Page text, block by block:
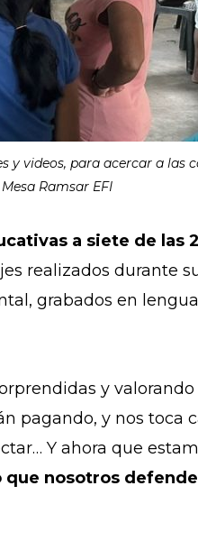
videos, para acercar a las
Ramsar EFI
a siete de las
realizados durante
grabados en
y
pagando, y nos toca
Y ahora que
que nosotros